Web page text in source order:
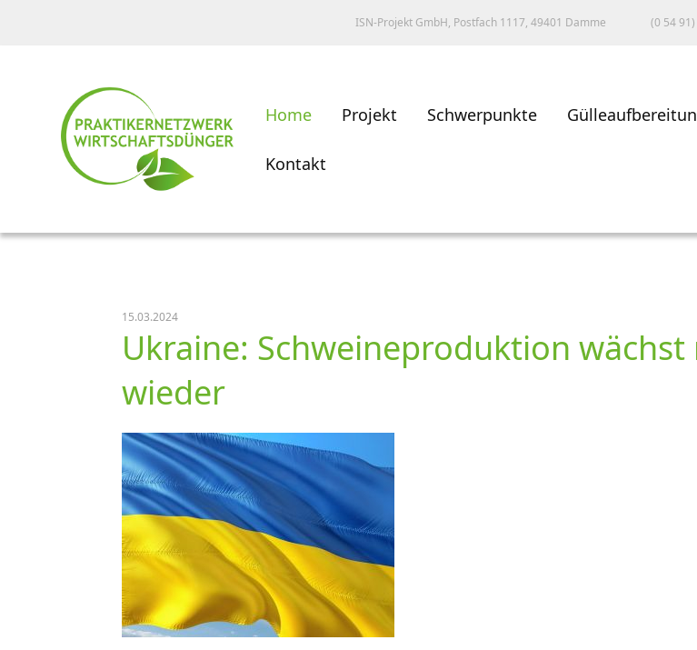
ISN-Projekt GmbH, Postfach 1117, 49401 Damme (0 54
Home Projekt Schwerpunkte
Kontakt
15.03.2024
Ukraine: Schweineproduktion
wieder